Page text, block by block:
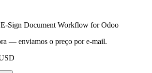
Sign Document Workflow for Odoo
— enviamos o preço por e-mail.